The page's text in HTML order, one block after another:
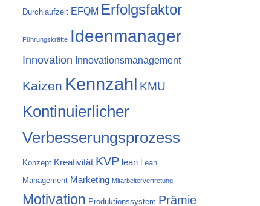
Durchlaufzeit EFQM Erfolgsfaktor
Führungskräfte Ideenmanager
Innovation Innovationsmanagement
Kaizen Kennzahl KMU
Kontinuierlicher
Verbesserungsprozess
Konzept Kreativität KVP lean
Lean
Management Marketing Mitarbeitervertretung
Motivation Produktionssystem Prämie